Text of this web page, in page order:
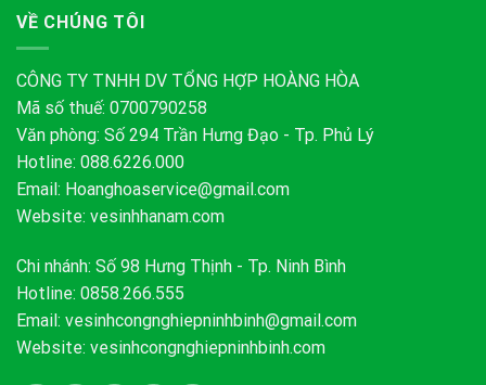
VỀ CHÚNG TÔI
CÔNG TY TNHH DV TỔNG HỢP HOÀNG HÒA
Mã số thuế: 0700790258
Văn phòng: Số 294 Trần Hưng Đạo - Tp. Phủ Lý
Hotline: 088.6226.000
Email: Hoanghoaservice@gmail.com
Website: vesinhhanam.com
Chi nhánh: Số 98 Hưng Thịnh - Tp. Ninh Bình
Hotline: 0858.266.555
Email: vesinhcongnghiepninhbinh@gmail.com
Website: vesinhcongnghiepninhbinh.com